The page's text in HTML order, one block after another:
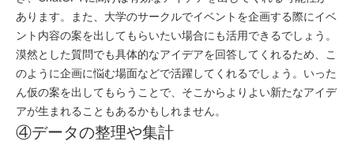
あります。また、大学のサークルでイベントを企画する際にイベ
ント内容の案を出してもらいたい場合にも活用できるでしょう。
漠然とした質問でも具体的なアイデアを回答してくれるため、こ
のように企画に悩む場面などで活躍してくれるでしょう。いった
ん仮の案を出してもらうことで、そこからよりよい新たなアイデ
アが生まれることもあるかもしれません。
④データの整理や集計